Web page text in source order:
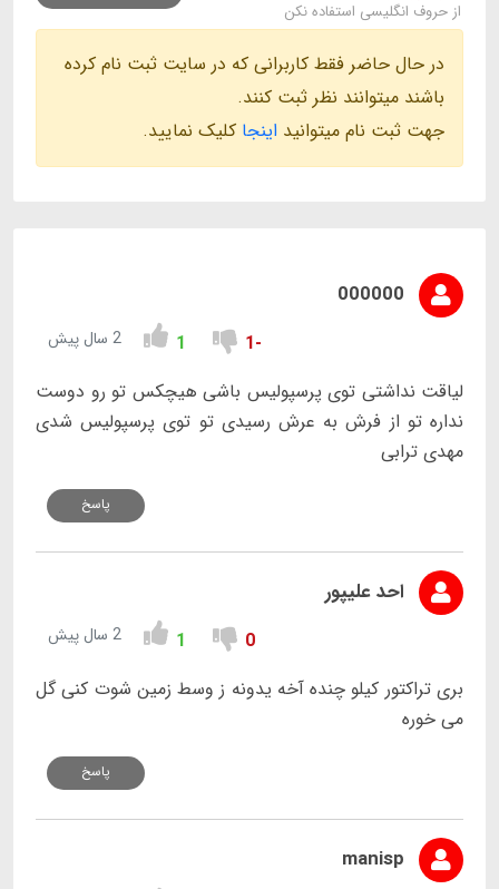
از حروف انگلیسی استفاده نکن
در حال حاضر فقط کاربرانی که در سایت ثبت نام کرده
باشند میتوانند نظر ثبت کنند.
جهت ثبت نام میتوانید اینجا کلیک نمایید.
000000
-1
1 2 سال پیش
لیاقت نداشتی توی پرسپولیس باشی هیچکس تو رو دوست
نداره تو از فرش به عرش رسیدی تو توی پرسپولیس شدی
مهدی ترابی
پاسخ
احد علیپور
0
1 2 سال پیش
بری تراکتور کیلو چنده آخه یدونه ز وسط زمین شوت کنی گل
می خوره
پاسخ
manisp